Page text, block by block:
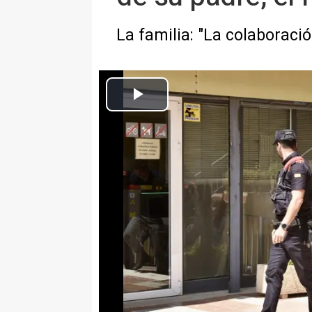
La familia: "La
Jonathan Andic, el hijo del fundador de Mango, a su llegada al
Europa Press Catalunya
Actualizado: martes, 19 mayo 2026 13:07
BARCELONA, 19 (EUROPA
Los Mossos d'Esquadra han
fundador de Mango, Isak
diciembre de 2024 tras caer
Collbató (Barcelona).